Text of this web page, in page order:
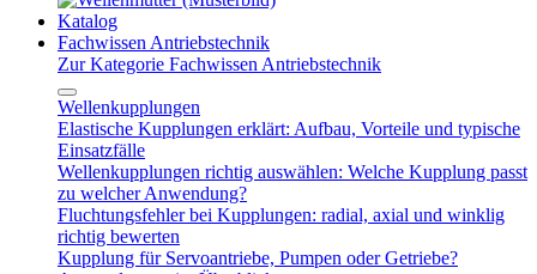
Katalog
Fachwissen Antriebstechnik
Zur Kategorie Fachwissen Antriebstechnik
Wellenkupplungen
Elastische Kupplungen erklärt: Aufbau, Vorteile und typische
Einsatzfälle
Wellenkupplungen richtig auswählen: Welche Kupplung passt
zu welcher Anwendung?
Fluchtungsfehler bei Kupplungen: radial, axial und winklig
richtig bewerten
Kupplung für Servoantriebe, Pumpen oder Getriebe?